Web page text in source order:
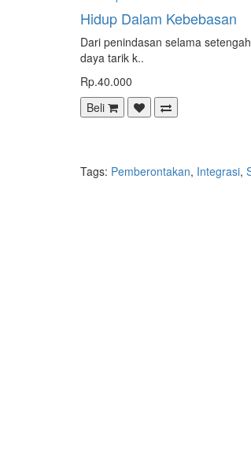
Hidup Dalam Kebebasan
Dari penindasan selama
daya tarik k..
Rp.40.000
Beli
Tags: Pemberontakan, Integrasi,